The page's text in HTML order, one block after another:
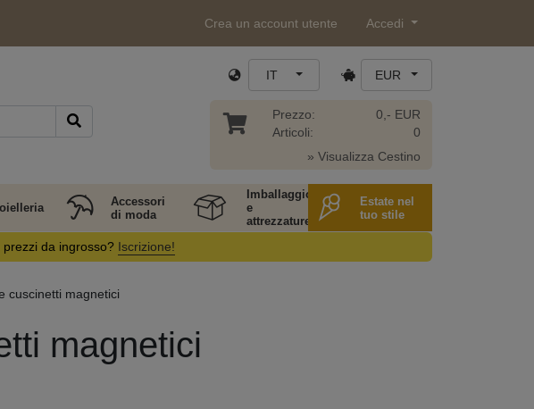
Crea un account utente Accedi
IT EUR
Prezzo:
Articoli:
0,- EUR
0
» Visualizza Cestino
Accessori
di moda
Imballaggio
e
attrezzature
Estate nel
tuo stile
da ingrosso? Iscrizione!
cuscinetti magnetici
magnetici